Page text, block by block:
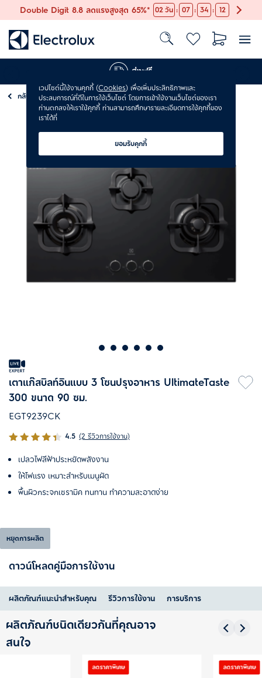
Double Digit 8.8 ลดแรงสูงสุด 65%* 02วัน : 07 : 34 : 11
ส่งฟรี
กลับ เตา
เตาแก๊สบิลท์อินแบบ 3 โซนปรุงอาหาร UltimateTaste
300 ขนาด 90 ซม.
EGT9239CK
4.5 (2 รีวิวการใช้งาน)
เปลวไฟสีฟ้าประหยัดพลังงาน
ให้ไฟแรง เหมาะสำหรับเมนูผัด
พื้นผิวกระจกเซรามิค ทนทาน ทำความสะอาดง่าย
หยุดการผลิต
ดาวน์โหลดคู่มือการใช้งาน
ผลิตภัณฑ์แนะนำสำหรับคุณ รีวิวการใช้งาน การบริการ
ผลิตภัณฑ์ชนิดเดียวกันที่คุณอาจ
สนใจ
ลดราคาพิเศษ ลดรา
เวปไซต์นี้ใช้งานคุกกี้ (Cookies) เพื่อเพิ่มประสิทธิภาพและ
ประสบการณ์ที่ดีในการใช้เว็บไซต์ โดยการเข้าใช้งานเว็บไซต์ของเรา
ท่านตกลงให้เราใช้คุกกี้ ท่านสามารถศึกษารายละเอียดการใช้คุกกี้ของ
เราได้ที่
ยอมรับคุกกี้